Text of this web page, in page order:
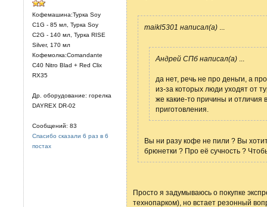
Кофемашина:Турка Soy
C1G - 85 мл, Турка Soy
C2G - 140 мл, Турка RISE
Silver, 170 мл
Кофемолка:Comandante
C40 Nitro Blad + Red Clix
RX35
Др. оборудование: горелка
DAYREX DR-02
Сообщений: 83
Спасибо сказали 6 раз в 6
постах
maikl5301 написал(а)
Андрей СПб написал(а)
да нет, речь не про деньги, а
из-за которых люди уходят от
же какие-то причины и отличия
приготовления.
Вы ни разу кофе не пили ? Вы
брюнетки ? Про её сучность ?
Просто я задумываюсь о покупке
технопарком), но встает резонный